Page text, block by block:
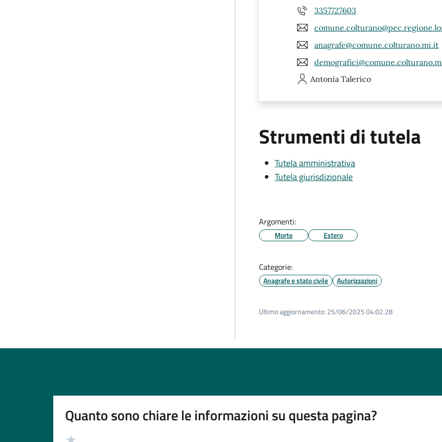
3357727603
anagrafe@comune.colturano.mi.it
Antonia Talerico
Strumenti di tutela
Tutela amministrativa
Tutela giurisdizionale
Argomenti:
Morte Estero
Categorie:
Anagrafe e stato civile Autorizzazioni
Ultimo aggiornamento: 25/06/2025 04:02.28
Quanto sono chiare le informazioni su questa pagina?
Valutazione